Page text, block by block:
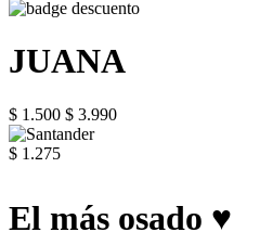
JUANA
$ 1.500 $ 3.990
$ 1.275
El más osado ♥